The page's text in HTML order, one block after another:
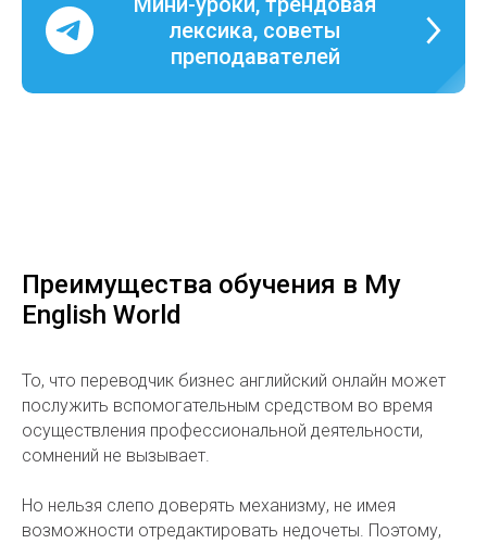
лексика, советы
преподавателей
Преимущества обучения в My
English World
То, что переводчик бизнес английский онлайн может
послужить вспомогательным средством во время
осуществления профессиональной деятельности,
сомнений не вызывает.
Но нельзя слепо доверять механизму, не имея
возможности отредактировать недочеты. Поэтому,